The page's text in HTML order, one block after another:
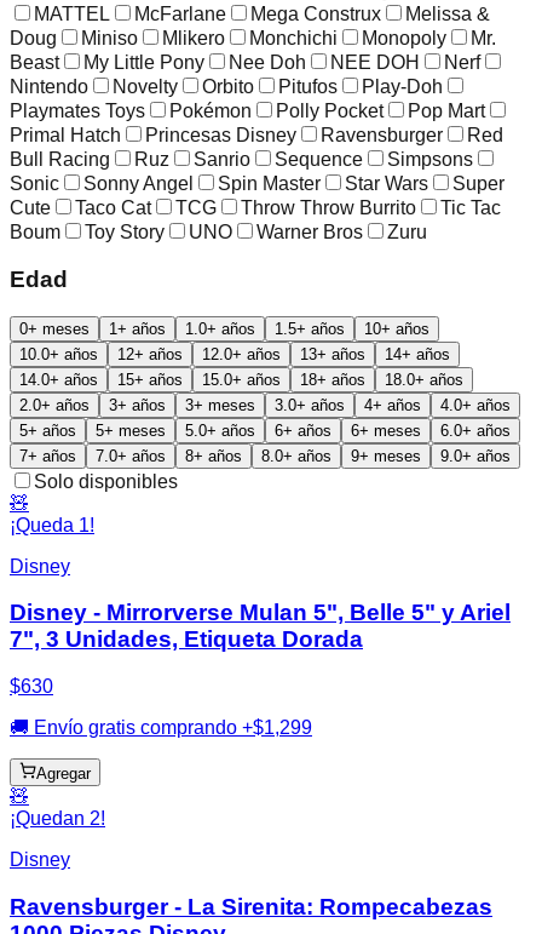
MATTEL
McFarlane Mega Construx
Melissa &
Doug
Miniso Mlikero Monchichi Monopoly
Mr.
Beast
My Little Pony Nee Doh NEE DOH
Nerf
Nintendo
Novelty Orbito Pitufos
Play-Doh
Playmates Toys
Pokémon Polly Pocket
Pop Mart
Primal Hatch
Princesas Disney Ravensburger
Red
Bull Racing
Ruz Sanrio Sequence
Simpsons
Sonic
Sonny Angel Spin Master Star Wars
Super
Cute
Taco Cat TCG Throw Throw Burrito
Tic Tac
Boum
Toy Story UNO Warner Bros Zuru
Edad
0+ meses 1+ años 1.0+ años 1.5+ años
10+ años
10.0+ años
12+ años 12.0+ años 13+ años
14+ años
14.0+ años
15+ años 15.0+ años 18+ años
18.0+ años
2.0+ años
3+ años 3+ meses 3.0+ años 4+ años
4.0+ años
5+ años
5+ meses 5.0+ años 6+ años 6+ meses
6.0+ años
7+ años
7.0+ años 8+ años 8.0+ años 9+ meses 9.0+ años
Solo disponibles
🧸
¡Queda 1!
Disney
Disney - Mirrorverse Mulan 5", Belle 5" y Ariel
7", 3 Unidades, Etiqueta Dorada
$630
🚚 Envío gratis comprando +$1,299
Agregar
🧸
¡Quedan 2!
Disney
Ravensburger - La Sirenita: Rompecabezas